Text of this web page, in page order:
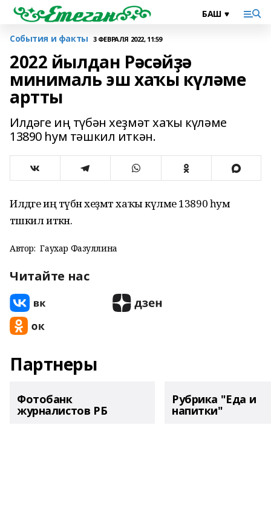
События и факты 3 ФЕВРАЛЯ 2022, 11:59
2022 йылдан Рәсәйҙә
минималь эш хаҡы күләме
артты
Илдәге иң түбән хеҙмәт хаҡы күләме
13890 һум тәшкил иткән.
Илдәге иң түбән хеҙмәт хаҡы күләме 13890 һум
тәшкил иткән.
Автор: Гаухар Фазуллина
Читайте нас
Партнеры
Фотобанк
журналистов РБ
Рубрика "Еда и
напитки"